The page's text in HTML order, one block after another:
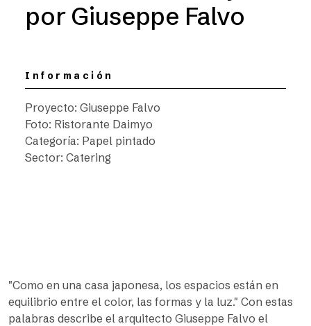
por Giuseppe Falvo
Información
Proyecto: Giuseppe Falvo
Foto: Ristorante Daimyo
Categoría: Papel pintado
Sector: Catering
"Como en una casa japonesa, los espacios están en
equilibrio entre el color, las formas y la luz." Con estas
palabras describe el arquitecto Giuseppe Falvo el